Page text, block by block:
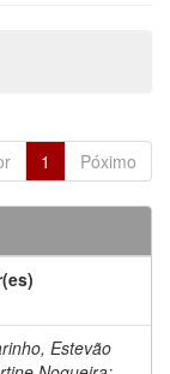
1 Póximo
Estevão